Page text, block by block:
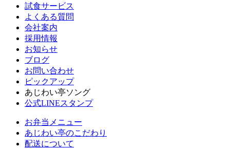
試食サービス
よくある質問
会社案内
採用情報
お知らせ
ブログ
お問い合わせ
ピックアップ
あじわい亭ソング
公式LINEスタンプ
お弁当メニュー
あじわい亭のこだわり
配送について